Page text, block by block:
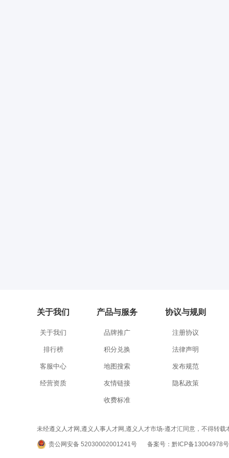
关于我们
关于我们
排行榜
客服中心
经营资质
产品与服务
品牌推广
积分兑换
地图搜索
友情链接
收费标准
协议与规则
注册协议
法律声明
发布规范
隐私政策
未经遵义人才网,遵义人事人才网,遵义人才市场-遵才汇同意，不得转
贵公网安备 52030002001241号 备案号：黔ICP备13004978